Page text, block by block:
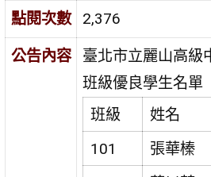
點閱次數 2,376
公告內容
臺北市立麗山高級
班級優良學生名單
班級
姓名
101
張華榛